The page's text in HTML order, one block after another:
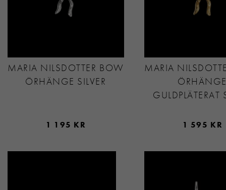
MARIA NILSDOTTER BOW
ÖRHÄNGE SILVER
1 195 KR
MARIA
ÖRHÄNGE
GULDPLÄTERAT
1 595 KR